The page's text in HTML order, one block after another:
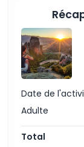
Date de
Adulte
Total